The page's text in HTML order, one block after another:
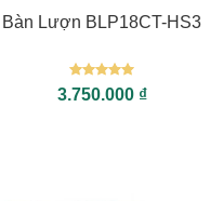
Bàn Lượn BLP18CT-HS3
Được xếp
hạng55
3.750.000 ₫